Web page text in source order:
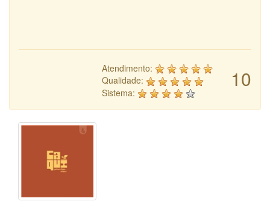
10
Atendimento:
Qualidade:
Sistema: